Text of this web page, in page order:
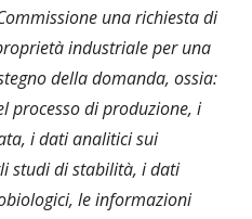
una richiesta di
industriale per una
della domanda, ossia:
processo di produzione, i
i dati analitici sui
studi di stabilità, i dati
le informazioni